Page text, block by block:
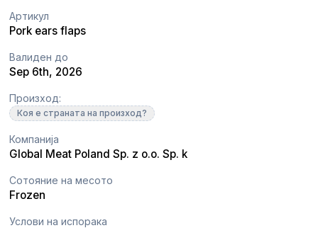
Артикул
Pork ears flaps
Валиден до
Sep 6th, 2026
Произход:
Коя е страната на произход?
Компанија
Global Meat Poland Sp. z o.o. Sp. k
Сотояние на месото
Frozen
Услови на испорака